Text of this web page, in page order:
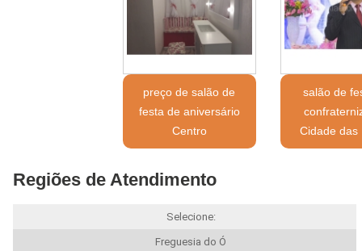
preço de salão de
festa de aniversário
Centro
salão de
Cidade das
Regiões de Atendimento
Selecione:
Freguesia do Ó